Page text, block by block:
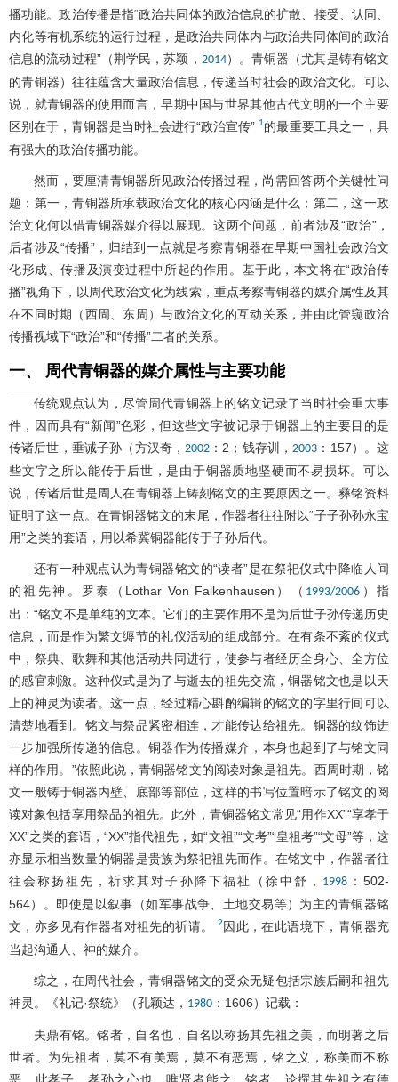
播功能。政治传播是指“政治共同体的政治信息的扩散、接受、认同、
内化等有机系统的运行过程，是政治共同体内与政治共同体间的政治
信息的流动过程”（荆学民，苏颖， 2014）。青铜器（尤其是铸有铭文
的青铜器）往往蕴含大量政治信息，传递当时社会的政治文化。可以
说，就青铜器的使用而言，早期中国与世界其他古代文明的一个主要
区别在于，青铜器是当时社会进行“政治宣传” 1的最重要工具之一，具
有强大的政治传播功能。
然而，要厘清青铜器所见政治传播过程，尚需回答两个关键性问
题：第一，青铜器所承载政治文化的核心内涵是什么；第二，这一政
治文化何以借青铜器媒介得以展现。这两个问题，前者涉及“政治”，
后者涉及“传播”，归结到一点就是考察青铜器在早期中国社会政治文
化形成、传播及演变过程中所起的作用。基于此，本文将在“政治传
播”视角下，以周代政治文化为线索，重点考察青铜器的媒介属性及其
在不同时期（西周、东周）与政治文化的互动关系，并由此管窥政治
传播视域下“政治”和“传播”二者的关系。
一、 周代青铜器的媒介属性与主要功能
传统观点认为，尽管周代青铜器上的铭文记录了当时社会重大事
件，因而具有“新闻”色彩，但这些文字被记录于铜器上的主要目的是
传诸后世，垂诫子孙（方汉奇， 2002 ：2；钱存训， 2003 ：157）。这
些文字之所以能传于后世，是由于铜器质地坚硬而不易损坏。可以
说，传诸后世是周人在青铜器上铸刻铭文的主要原因之一。彝铭资料
证明了这一点。在青铜器铭文的末尾，作器者往往附以“子子孙孙永宝
用”之类的套语，用以希冀铜器能传于子孙后代。
还有一种观点认为青铜器铭文的“读者”是在祭祀仪式中降临人间
的祖先神。罗泰（Lothar Von Falkenhausen）（ 1993/2006 ）指
出：“铭文不是单纯的文本。它们的主要作用不是为后世子孙传递历史
信息，而是作为繁文缛节的礼仪活动的组成部分。在有条不紊的仪式
中，祭典、歌舞和其他活动共同进行，使参与者经历全身心、全方位
的感官刺激。这种仪式是为了与逝去的祖先交流，铜器铭文也是以天
上的神灵为读者。这一点，经过精心斟酌编辑的铭文的字里行间可以
清楚地看到。铭文与祭品紧密相连，才能传达给祖先。铜器的纹饰进
一步加强所传递的信息。铜器作为传播媒介，本身也起到了与铭文同
样的作用。”依照此说，青铜器铭文的阅读对象是祖先。西周时期，铭
文一般铸于铜器内壁、底部等部位，这样的书写位置暗示了铭文的阅
读对象包括享用祭品的祖先。此外，青铜器铭文常见“用作XX”“享孝于
XX”之类的套语，“XX”指代祖先，如“文祖”“文考”“皇祖考”“文母”等，这
亦显示相当数量的铜器是贵族为祭祀祖先而作。在铭文中，作器者往
往会称扬祖先，祈求其对子孙降下福祉（徐中舒， 1998：502-
564）。即使是以叙事（如军事战争、土地交易等）为主的青铜器铭
文，亦多见有作器者对祖先的祈请。
2因此，在此语境下，青铜器充
当起沟通人、神的媒介。
综之，在周代社会，青铜器铭文的受众无疑包括宗族后嗣和祖先
神灵。《礼记·祭统》（孔颖达， 1980 ：1606）记载：
夫鼎有铭。铭者，自名也，自名以称扬其先祖之美，而明著之后
世者。为先祖者，莫不有美焉，莫不有恶焉，铭之义，称美而不称
恶，此孝子、孝孙之心也，唯贤者能之。铭者，论撰其先祖之有德